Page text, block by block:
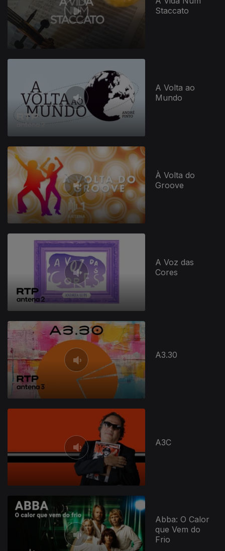
Staccato
A Volta ao
Mundo
À Volta do
Groove
A Voz das
Cores
A3.30
A3C
Abba: O Calor
que Vem do
Frio